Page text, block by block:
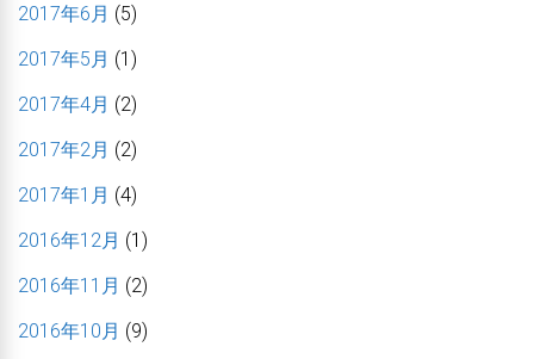
2017年6月 (5)
2017年5月 (1)
2017年4月 (2)
2017年2月 (2)
2017年1月 (4)
2016年12月 (1)
2016年11月 (2)
2016年10月 (9)